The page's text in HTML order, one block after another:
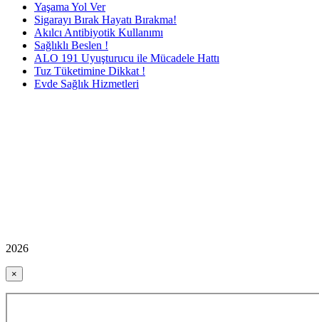
Yaşama Yol Ver
Sigarayı Bırak Hayatı Bırakma!
Akılcı Antibiyotik Kullanımı
Sağlıklı Beslen !
ALO 191 Uyuşturucu ile Mücadele Hattı
Tuz Tüketimine Dikkat !
Evde Sağlık Hizmetleri
2026
×